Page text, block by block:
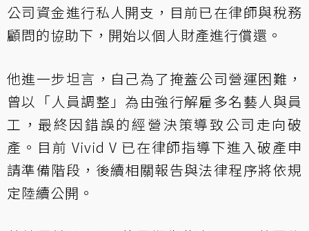
公司資金進行私人開支，目前已在律師與稅務
顧問的協助下，開始以個人財產進行償還。
他進一步坦言，自己為了掩蓋公司營運困難，
曾以「人員調整」為由強行解雇多名藝人與員
工，最終因錯誤的經營決策導致公司走向破
產。目前 Vivid V 已在律師指導下進入破產申
請準備階段，後續相關報告與法律程序將依規
定陸續公開。